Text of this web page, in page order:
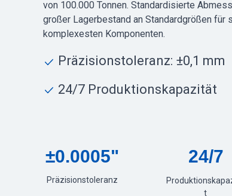
±0.0005"
von 100.000 Tonnen. Standardisierte
großer Lagerbestand an Standardgrößen für
komplexesten Komponenten.
Präzisionstoleranz: ±0,1 mm
24/7 Produktionskapazität
Präzisionstoleranz
24/7
t